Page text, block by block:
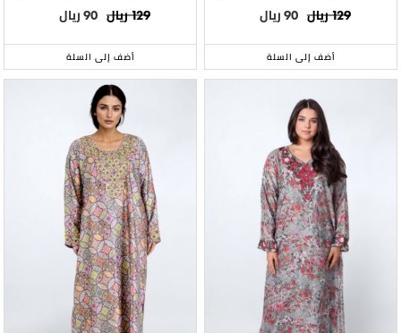
ريال129 ريال 90
أضف إلى السلة
ريال129 ريال 90
أضف إلى السلة